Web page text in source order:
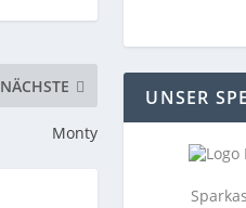
NÄCHSTE
Monty
UNSER